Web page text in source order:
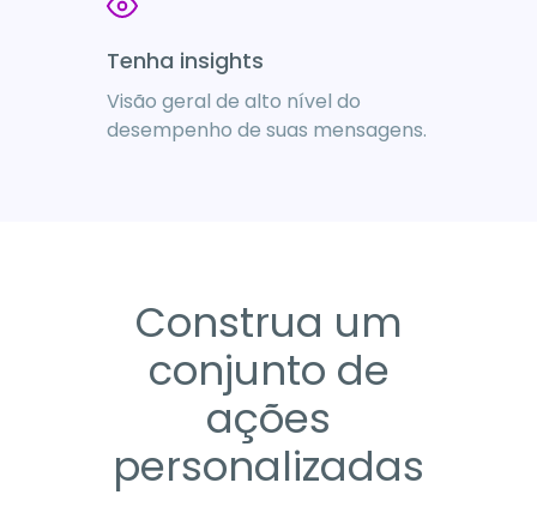
Tenha insights
Visão geral de alto nível do
desempenho de suas mensagens.
Construa um
conjunto de
ações
personalizadas